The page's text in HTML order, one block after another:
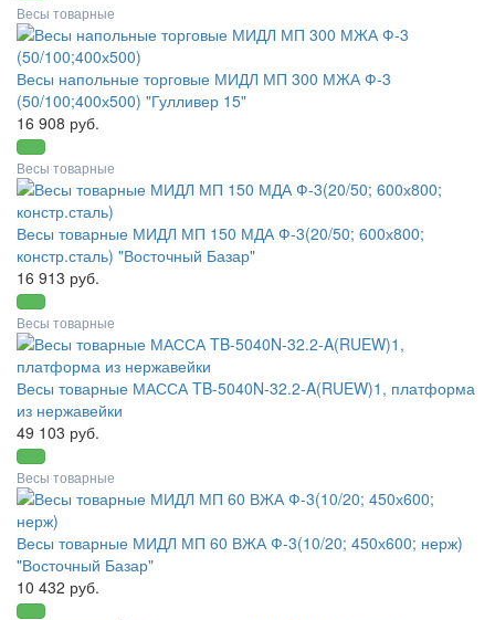
Весы товарные
Весы напольные торговые МИДЛ МП 300 МЖА Ф-3
(50/100;400х500) "Гулливер 15"
16 908 руб.
Весы товарные
Весы товарные МИДЛ МП 150 МДА Ф-3(20/50; 600х800;
констр.сталь) "Восточный Базар"
16 913 руб.
Весы товарные
Весы товарные МАССА TB-5040N-32.2-A(RUEW)1, платформа
из нержавейки
49 103 руб.
Весы товарные
Весы товарные МИДЛ МП 60 ВЖА Ф-3(10/20; 450х600; нерж)
"Восточный Базар"
10 432 руб.